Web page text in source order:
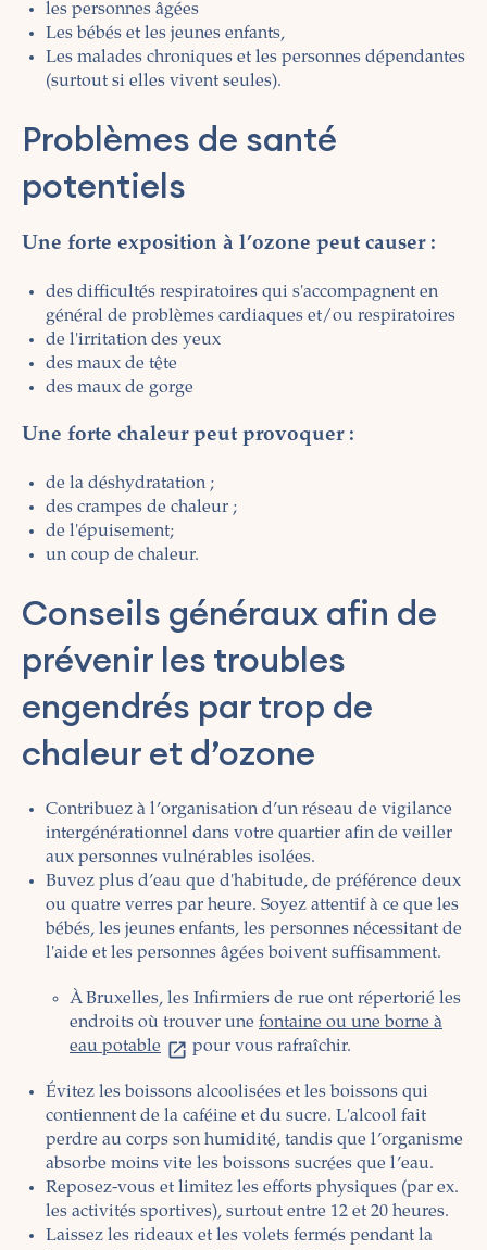
les personnes âgées
Les bébés et les jeunes enfants,
Les malades chroniques et les personnes dépendantes
(surtout si elles vivent seules).
Problèmes de santé
potentiels
Une forte exposition à l’ozone peut causer :
des difficultés respiratoires qui s'accompagnent en
général de problèmes cardiaques et/ou respiratoires
de l'irritation des yeux
des maux de tête
des maux de gorge
Une forte chaleur peut provoquer :
de la déshydratation ;
des crampes de chaleur ;
de l'épuisement;
un coup de chaleur.
Conseils généraux afin de
prévenir les troubles
engendrés par trop de
chaleur et d’ozone
Contribuez à l’organisation d’un réseau de vigilance
intergénérationnel dans votre quartier afin de veiller
aux personnes vulnérables isolées.
Buvez plus d’eau que d'habitude, de préférence deux
ou quatre verres par heure. Soyez attentif à ce que les
bébés, les jeunes enfants, les personnes nécessitant de
l'aide et les personnes âgées boivent suffisamment.
À Bruxelles, les Infirmiers de rue ont répertorié les
endroits où trouver une fontaine ou une borne à
eau potable
pour vous rafraîchir.
Évitez les boissons alcoolisées et les boissons qui
contiennent de la caféine et du sucre. L'alcool fait
perdre au corps son humidité, tandis que l’organisme
absorbe moins vite les boissons sucrées que l’eau.
Reposez-vous et limitez les efforts physiques (par ex.
les activités sportives), surtout entre 12 et 20 heures.
Laissez les rideaux et les volets fermés pendant la